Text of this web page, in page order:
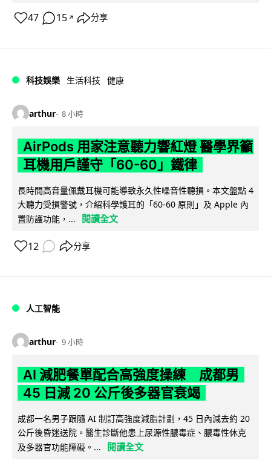
47 15 ↗ 分享
科技娛樂 生活科技 健康
arthur 8 小時
AirPods 用家注意聽力響紅燈 醫學界籲
耳機用戶謹守「60-60」鐵律
長時間高音量佩戴耳機可能導致永久性噪音性聽損。本文盤點 4
大聽力受損警號，介紹科學護耳的「60-60 原則」及 Apple 內
置防護功能，...
閱讀全文
12 分享
人工智能
arthur 9 小時
AI 減肥餐單配合高強度操練 成都男
45 日減 20 公斤後多器官衰竭
成都一名男子跟隨 AI 制訂高強度減脂計劃，45 日內減去約 20
公斤後昏迷送院。醫生診斷他患上尿源性膿毒症、膿毒性休克
及多器官功能障礙。...
閱讀全文